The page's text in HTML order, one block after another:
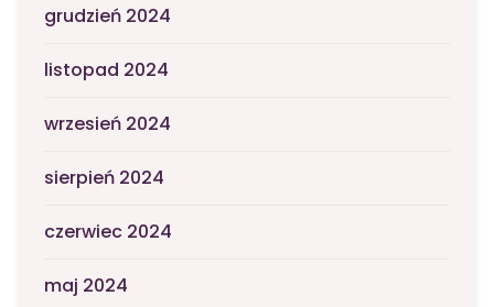
grudzień 2024
listopad 2024
wrzesień 2024
sierpień 2024
czerwiec 2024
maj 2024